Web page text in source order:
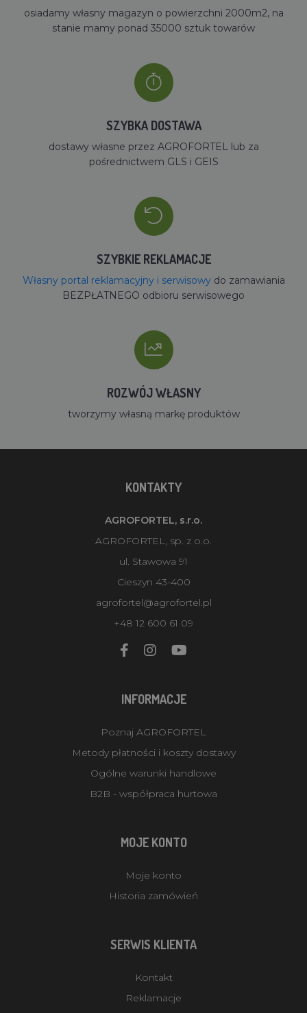
osiadamy własny magazyn o powierzchni 2000m2, na
stanie mamy ponad 35000 sztuk towarów
SZYBKA DOSTAWA
dostawy własne przez AGROFORTEL lub za
pośrednictwem GLS i GEIS
SZYBKIE REKLAMACJE
Własny portal reklamacyjny i serwisowydo zamawiania
BEZPŁATNEGO odbioru serwisowego
ROZWÓJ WŁASNY
tworzymy własną markę produktów
KONTAKTY
AGROFORTEL, s.r.o.
AGROFORTEL, sp. z o.o.
ul. Stawowa 91
Cieszyn 43-400
agrofortel@agrofortel.pl
+48 12 600 61 09
INFORMACJE
Poznaj AGROFORTEL
Metody płatności i koszty dostawy
Ogólne warunki handlowe
B2B - współpraca hurtowa
MOJE KONTO
Moje konto
Historia zamówień
SERWIS KLIENTA
Kontakt
Reklamacje